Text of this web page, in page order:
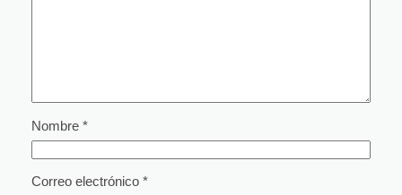
Nombre *
Correo electrónico *